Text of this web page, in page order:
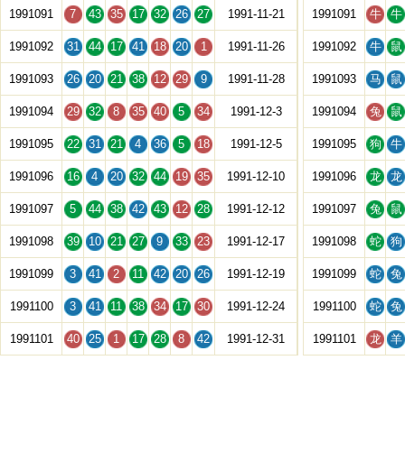
1991091 7 43 35 17 32 26 27 1991-11-21
1991092 31 44 17 41 18 20 1 1991-11-26
1991093 26 20 21 38 12 29 9 1991-11-28
1991094 29 32 8 35 40 5 34 1991-12-3
1991095 22 31 21 4 36 5 18 1991-12-5
1991096 16 4 20 32 44 19 35 1991-12-10
1991097 5 44 38 42 43 12 28 1991-12-12
1991098 39 10 21 27 9 33 23 1991-12-17
1991099 3 41 2 11 42 20 26 1991-12-19
1991100 3 41 11 38 34 17 30 1991-12-24
1991101 40 25 1 17 28 8 42 1991-12-31
1991091 牛 牛
1991092 牛 鼠
1991093 马 鼠
1991094 兔 鼠
1991095 狗 牛
1991096 龙 龙
1991097 兔 鼠
1991098 蛇 狗
1991099 蛇 兔
1991100 蛇 兔
1991101 龙 羊